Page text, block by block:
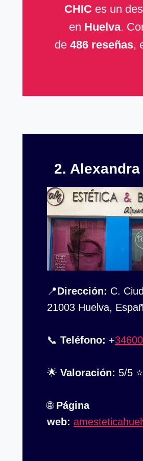
CHIC es un
en Huelva.
de 486 reseñas,
2.
📍Dirección: C.
21003 Huelva,
📞 Teléfono: +
🌟 Valoración: 5/5 ⭐
🌐 Página
web: